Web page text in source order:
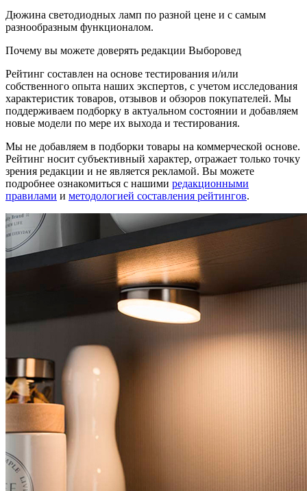
Дюжина светодиодных ламп по разной цене и с самым
разнообразным функционалом.
Почему вы можете доверять редакции Выборовед
Рейтинг составлен на основе тестирования и/или
собственного опыта наших экспертов, с учетом исследования
характеристик товаров, отзывов и обзоров покупателей. Мы
поддерживаем подборку в актуальном состоянии и добавляем
новые модели по мере их выхода и тестирования.
Мы не добавляем в подборки товары на коммерческой основе.
Рейтинг носит субъективный характер, отражает только точку
зрения редакции и не является рекламой. Вы можете
подробнее ознакомиться с нашими редакционными
правилами и методологией составления рейтингов.